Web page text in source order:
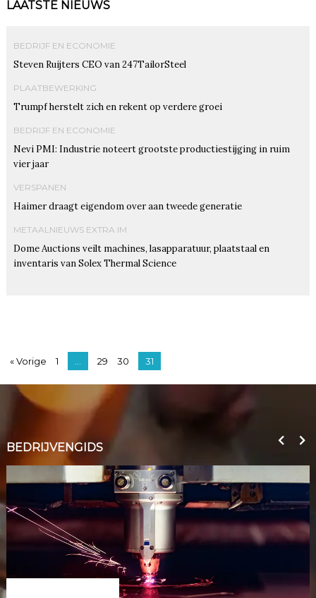
LAATSTE NIEUWS
BEDRIJF EN ECONOMIE
Steven Ruijters CEO van 247TailorSteel
PLAATBEWERKING
Trumpf herstelt zich en rekent op verdere groei
BEDRIJF EN ECONOMIE
Nevi PMI: Industrie noteert grootste productiestijging in ruim
vier jaar
VERSPANEN
Haimer draagt eigendom over aan tweede generatie
METAALNIEUWS EXTRA IM
Dome Auctions veilt machines, lasapparatuur, plaatstaal en
inventaris van Solex Thermal Science
« Vorige 1 29 30 31
BEDRIJVENGIDS